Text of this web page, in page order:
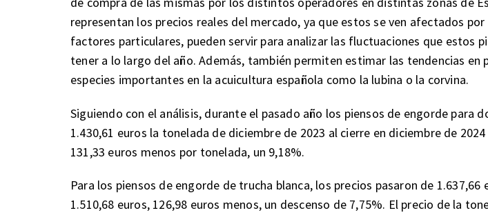
representan los precios reales del mercado, ya que estos se ven afectados por
factores particulares, pueden servir para analizar las fluctuaciones que estos
tener a lo largo del año. Además, también permiten estimar las tendencias en
especies importantes en la acuicultura española como la lubina o la corvina.
Siguiendo con el análisis, durante el pasado año los piensos de engorde para
1.430,61 euros la tonelada de diciembre de 2023 al cierre en diciembre de
131,33 euros menos por tonelada, un 9,18%.
Para los piensos de engorde de trucha blanca, los precios pasaron de 1.637,66
1.510,68 euros, 126,98 euros menos, un descenso de 7,75%. El precio de la